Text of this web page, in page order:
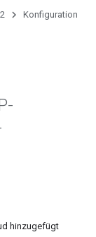
Konfiguration
hinzugefügt